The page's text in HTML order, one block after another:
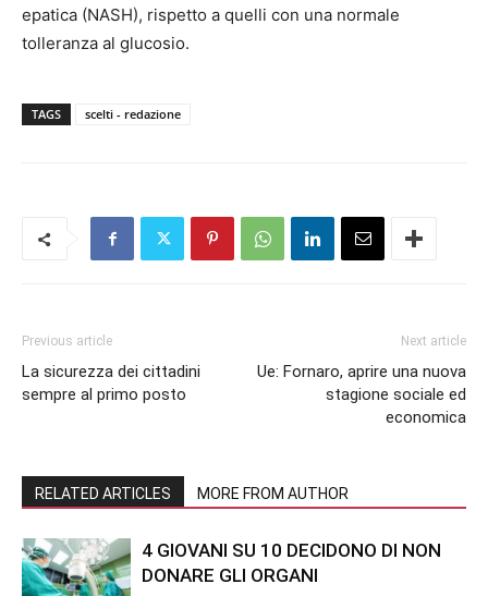
epatica (NASH), rispetto a quelli con una normale
tolleranza al glucosio.
TAGS scelti - redazione
Previous article
La sicurezza dei cittadini
sempre al primo posto
Next article
Ue: Fornaro, aprire una nuova
stagione sociale ed
economica
RELATED ARTICLES MORE FROM AUTHOR
4 GIOVANI SU 10 DECIDONO DI NON
DONARE GLI ORGANI